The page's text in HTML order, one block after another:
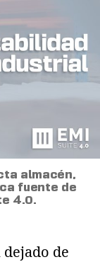
almacén,
fuente de
4.0.
dejado de